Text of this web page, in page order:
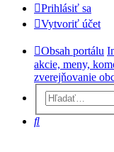
Prihlásiť sa
Vytvoriť účet
Obsah portálu
akcie, meny,
zverejňovanie
Hľadať